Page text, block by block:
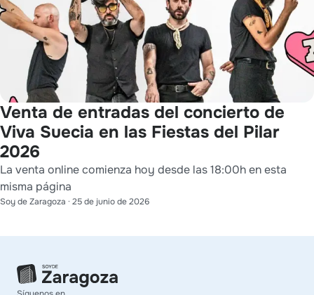
Venta de entradas del concierto de
Viva Suecia en las Fiestas del Pilar
2026
La venta online comienza hoy desde las 18:00h en esta
misma página
Soy de Zaragoza · 25 de junio de 2026